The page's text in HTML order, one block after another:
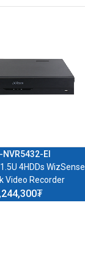
NVR5432-EI
4HDDs WizSense
Video Recorder